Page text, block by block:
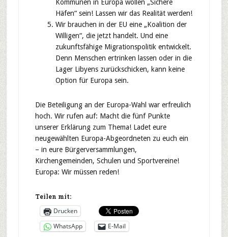
Kommunen in Europa wollen „Sichere
Häfen“ sein! Lassen wir das Realität werden!
Wir brauchen in der EU eine „Koalition der
Willigen“, die jetzt handelt. Und eine
zukunftsfähige Migrationspolitik entwickelt.
Denn Menschen ertrinken lassen oder in die
Lager Libyens zurückschicken, kann keine
Option für Europa sein.
Die Beteiligung an der Europa-Wahl war erfreulich
hoch. Wir rufen auf: Macht die fünf Punkte
unserer Erklärung zum Thema! Ladet eure
neugewählten Europa-Abgeordneten zu euch ein
– in eure Bürgerversammlungen,
Kirchengemeinden, Schulen und Sportvereine!
Europa: Wir müssen reden!
Teilen mit:
Drucken
WhatsApp
E-Mail